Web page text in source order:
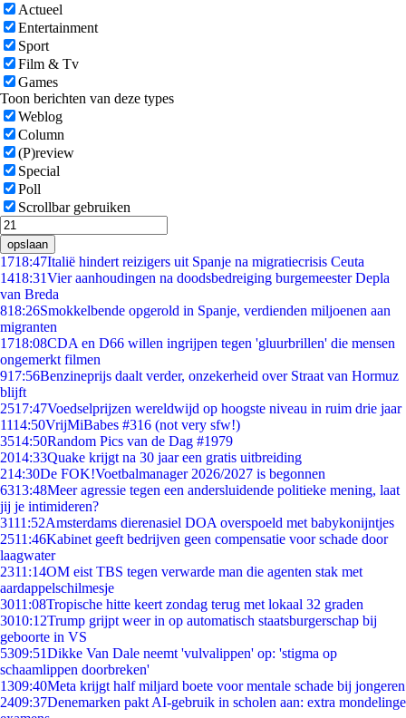
Actueel
Entertainment
Sport
Film & Tv
Games
Toon berichten van deze types
Weblog
Column
(P)review
Special
Poll
Scrollbar gebruiken
opslaan
1718:47Italië hindert reizigers uit Spanje na migratiecrisis Ceuta
1418:31Vier aanhoudingen na doodsbedreiging burgemeester Depla
van Breda
818:26Smokkelbende opgerold in Spanje, verdienden miljoenen aan
migranten
1718:08CDA en D66 willen ingrijpen tegen 'gluurbrillen' die mensen
ongemerkt filmen
917:56Benzineprijs daalt verder, onzekerheid over Straat van Hormuz
blijft
2517:47Voedselprijzen wereldwijd op hoogste niveau in ruim drie jaar
1114:50VrijMiBabes #316 (not very sfw!)
3514:50Random Pics van de Dag #1979
2014:33Quake krijgt na 30 jaar een gratis uitbreiding
214:30De FOK!Voetbalmanager 2026/2027 is begonnen
6313:48Meer agressie tegen een andersluidende politieke mening, laat
jij je intimideren?
3111:52Amsterdams dierenasiel DOA overspoeld met babykonijntjes
2511:46Kabinet geeft bedrijven geen compensatie voor schade door
laagwater
2311:14OM eist TBS tegen verwarde man die agenten stak met
aardappelschilmesje
3011:08Tropische hitte keert zondag terug met lokaal 32 graden
3010:12Trump grijpt weer in op automatisch staatsburgerschap bij
geboorte in VS
5309:51Dikke Van Dale neemt 'vulvalippen' op: 'stigma op
schaamlippen doorbreken'
1309:40Meta krijgt half miljard boete voor mentale schade bij jongeren
2409:37Denemarken pakt AI-gebruik in scholen aan: extra mondelinge